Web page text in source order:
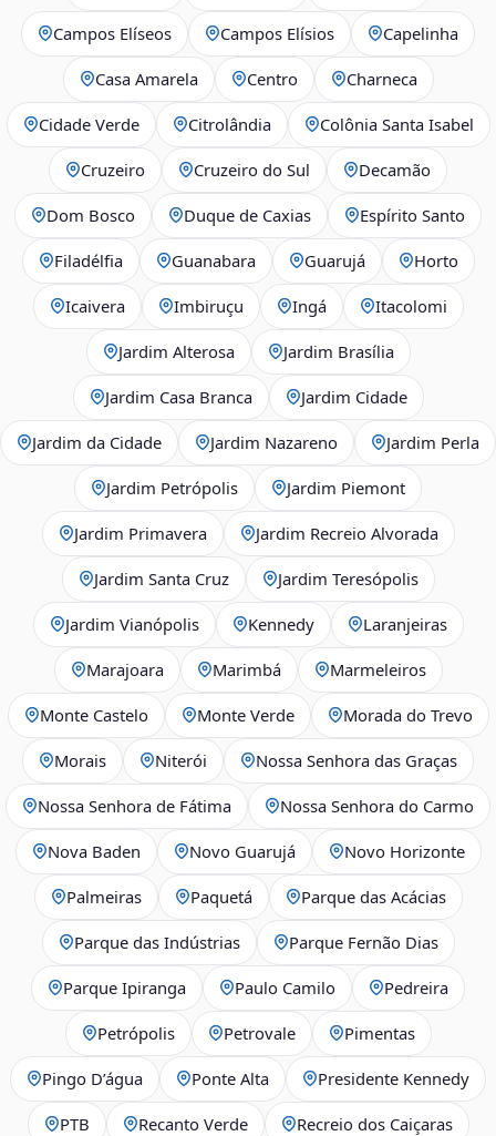
Campos Elíseos Campos Elísios Capelinha
Casa Amarela Centro Charneca
Cidade Verde Citrolândia Colônia Santa Isabel
Cruzeiro Cruzeiro do Sul Decamão
Dom Bosco Duque de Caxias Espírito Santo
Filadélfia Guanabara Guarujá Horto
Icaivera Imbiruçu Ingá Itacolomi
Jardim Alterosa Jardim Brasília
Jardim Casa Branca Jardim Cidade
Jardim da Cidade Jardim Nazareno Jardim Perla
Jardim Petrópolis Jardim Piemont
Jardim Primavera Jardim Recreio Alvorada
Jardim Santa Cruz Jardim Teresópolis
Jardim Vianópolis Kennedy Laranjeiras
Marajoara Marimbá Marmeleiros
Monte Castelo Monte Verde Morada do Trevo
Morais Niterói Nossa Senhora das Graças
Nossa Senhora de Fátima Nossa Senhora do Carmo
Nova Baden Novo Guarujá Novo Horizonte
Palmeiras Paquetá Parque das Acácias
Parque das Indústrias Parque Fernão Dias
Parque Ipiranga Paulo Camilo Pedreira
Petrópolis Petrovale Pimentas
Pingo D’água Ponte Alta Presidente Kennedy
PTB Recanto Verde Recreio dos Caiçaras